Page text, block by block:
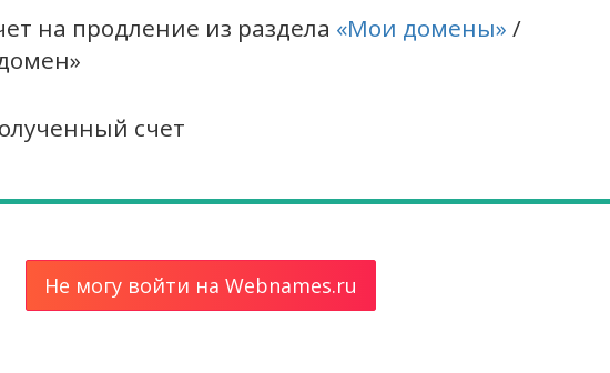
на продление из раздела «Мои домены» /
счет
Не могу войти на Webnames.ru